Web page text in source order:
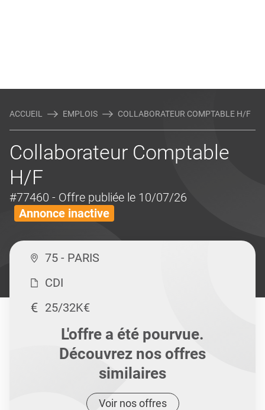
ACCUEIL EMPLOIS COLLABORATEUR COMPTABLE H/F
Collaborateur Comptable
H/F
#77460 - Offre publiée le 10/07/26
Annonce inactive
75 - PARIS
CDI
25/32K€
L'offre a été pourvue.
Découvrez nos offres
similaires
Voir nos offres